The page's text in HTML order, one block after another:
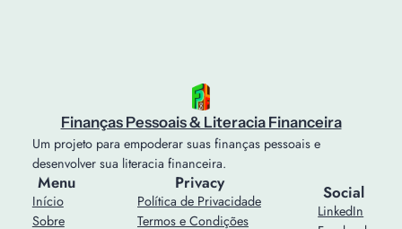
Finanças Pessoais & Literacia Financeira
Um projeto para empoderar suas finanças pessoais e
desenvolver sua literacia financeira.
Menu
Início
Sobre
Privacy
Política de Privacidade
Termos e Condições
Social
LinkedIn